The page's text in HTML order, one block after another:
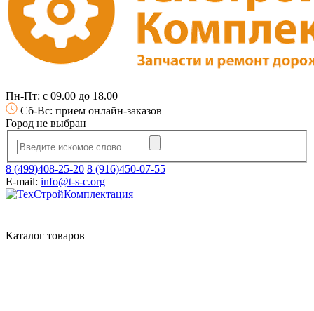
Пн-Пт: с 09.00 до 18.00
Сб-Вс: прием онлайн-заказов
Город не выбран
8 (499)408-25-20 8 (916)450-07-55
E-mail: info@t-s-c.org
Каталог товаров